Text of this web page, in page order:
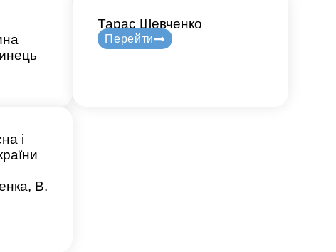
Тарас Шевченко
Перейти
і
В.